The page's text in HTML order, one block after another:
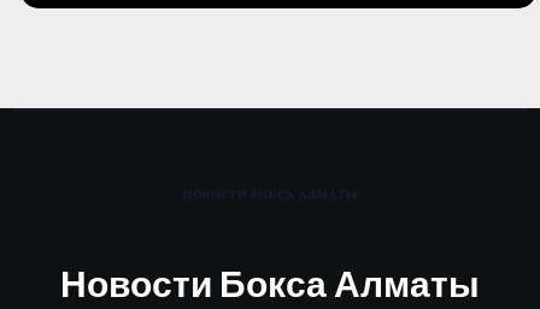
Новости Бокса Алматы